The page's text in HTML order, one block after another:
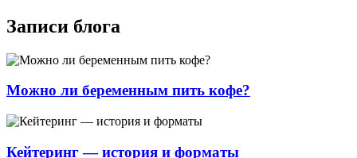
Записи блога
Можно ли беременным пить кофе?
Кейтеринг — история и форматы